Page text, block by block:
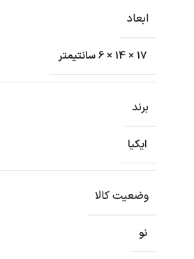
ابعاد
17 × 14 × 6 سانتیمتر
برند
ایکیا
وضعیت کالا
نو